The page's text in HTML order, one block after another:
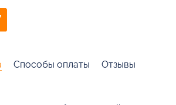
Способы оплаты
Отзывы